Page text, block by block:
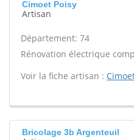
Cimoet Poisy
Artisan
Département: 74
Rénovation électrique
Voir la fiche artisan :
Bricolage 3b Argenteuil